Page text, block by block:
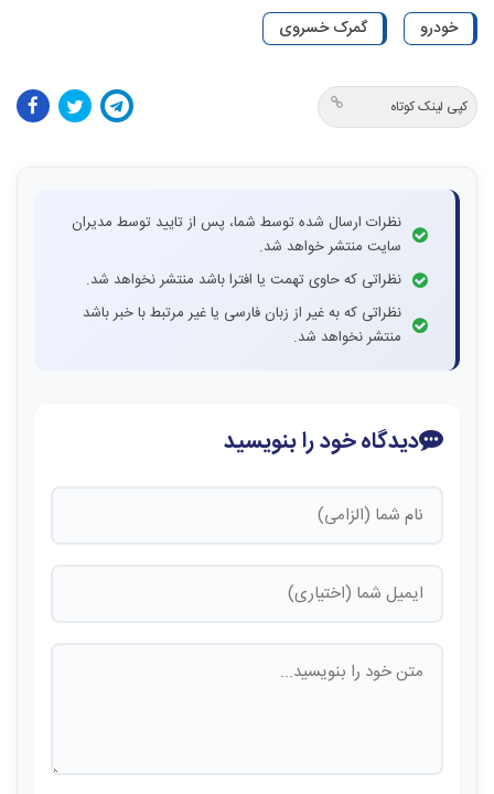
خودرو گمرک خسروی
کپی لینک کوتاه
نظرات ارسال شده توسط شما، پس از تایید توسط مدیران
سایت منتشر خواهد شد.
نظراتی که حاوی تهمت یا افترا باشد منتشر نخواهد شد.
نظراتی که به غیر از زبان فارسی یا غیر مرتبط با خبر باشد
منتشر نخواهد شد.
دیدگاه خود را بنویسید